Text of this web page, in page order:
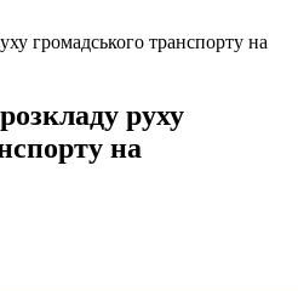
громадського транспорту на
руху
на